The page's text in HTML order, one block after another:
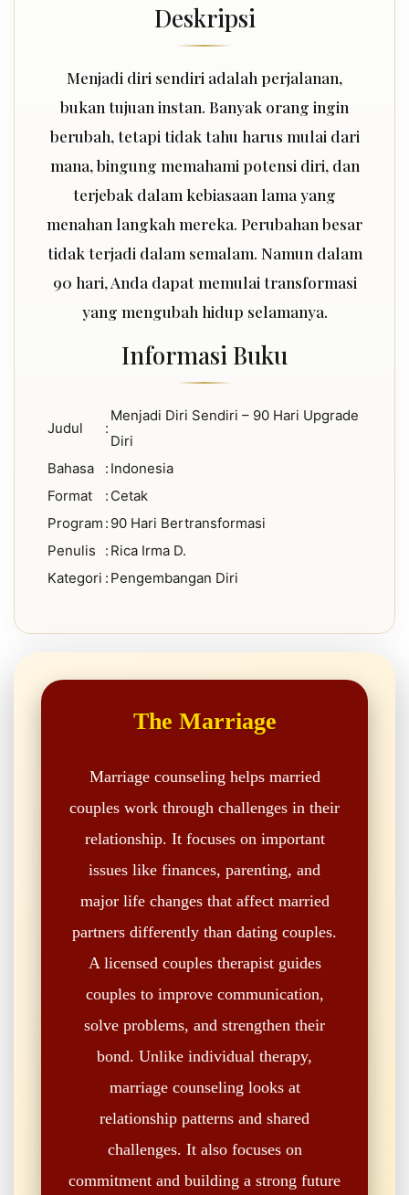
Deskripsi
Menjadi diri sendiri adalah perjalanan,
bukan tujuan instan. Banyak orang ingin
berubah, tetapi tidak tahu harus mulai dari
mana, bingung memahami potensi diri, dan
terjebak dalam kebiasaan lama yang
menahan langkah mereka. Perubahan besar
tidak terjadi dalam semalam. Namun dalam
90 hari, Anda dapat memulai transformasi
yang mengubah hidup selamanya.
Informasi Buku
Judul :
Menjadi Diri Sendiri – 90 Hari Upgrade
Diri
Bahasa
: Indonesia
Format
: Cetak
Program : 90 Hari Bertransformasi
Penulis
: Rica Irma D.
Kategori : Pengembangan Diri
The Marriage
Marriage counseling helps married
couples work through challenges in their
relationship. It focuses on important
issues like finances, parenting, and
major life changes that affect married
partners differently than dating couples.
A licensed couples therapist guides
couples to improve communication,
solve problems, and strengthen their
bond. Unlike individual therapy,
marriage counseling looks at
relationship patterns and shared
challenges. It also focuses on
commitment and building a strong future